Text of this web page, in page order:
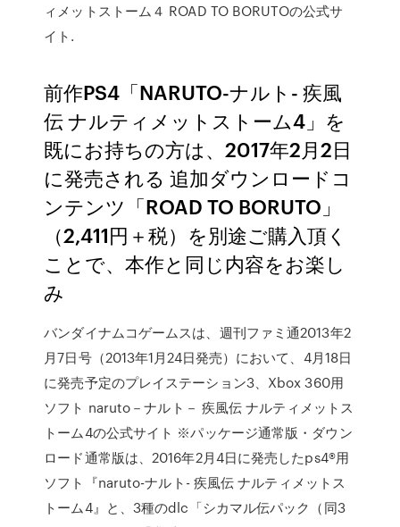
ィメットストーム４ ROAD TO BORUTOの公式サ
イト.
前作PS4「NARUTO-ナルト- 疾風
伝 ナルティメットストーム4」を
既にお持ちの方は、2017年2月2日
に発売される 追加ダウンロードコ
ンテンツ「ROAD TO BORUTO」
（2,411円＋税）を別途ご購入頂く
ことで、本作と同じ内容をお楽し
み
バンダイナムコゲームスは、週刊ファミ通2013年2
月7日号（2013年1月24日発売）において、4月18日
に発売予定のプレイステーション3、Xbox 360用
ソフト naruto－ナルト－ 疾風伝 ナルティメットス
トーム4の公式サイト ※パッケージ通常版・ダウン
ロード通常版は、2016年2月4日に発売したps4®用
ソフト『naruto-ナルト- 疾風伝 ナルティメットス
トーム4』と、3種のdlc「シカマル伝パック（同3